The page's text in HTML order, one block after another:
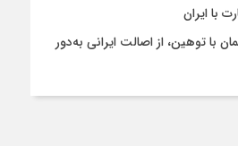
با ایران
با توهین، از اصالت ایرانی به‌دور